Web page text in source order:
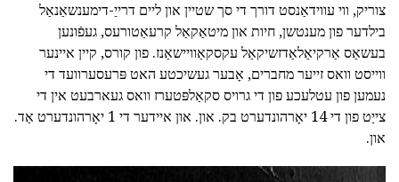
צוריק, ווי עווידאַנסט דורך די סך שטיין און ליים דרייַ-דימענשאַנאַל
בילדער פון מענטשן, חיות און מיטאַקאַל קרעאַטורעס, געפֿונען
בעשאַס אַרקיאַלאַדזשיקאַל עקסקאַוויישאַנז. פון קורס, קיין איינער
ווייסט וואס זייער מחברים, אָבער געשיכטע האט פּרעסערוועד די
נעמען פון עטלעכע פון די גרויס סקאַלפּטערז וואס געארבעט אין די
צייַט פון די 14 יאָרהונדערט בק. און. און איידער די 1 יאָרהונדערט אַד.
און.